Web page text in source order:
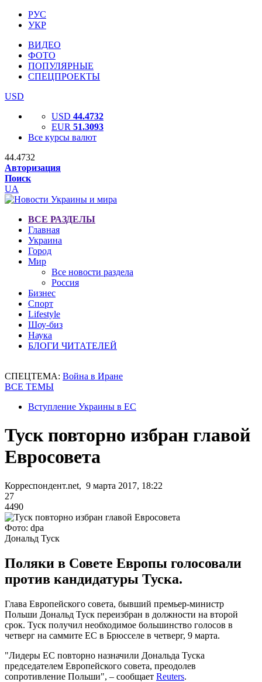
РУС
УКР
ВИДЕО
ФОТО
ПОПУЛЯРНЫЕ
СПЕЦПРОЕКТЫ
USD
USD 44.4732
EUR 51.3093
Все курсы валют
44.4732
Авторизация
Поиск
UA
ВСЕ РАЗДЕЛЫ
Главная
Украина
Город
Мир
Все новости раздела
Россия
Бизнес
Спорт
Lifestyle
Шоу-биз
Наука
БЛОГИ ЧИТАТЕЛЕЙ
СПЕЦТЕМА: Война в Иране
ВСЕ ТЕМЫ
Вступление Украины в ЕС
Туск повторно избран главой
Евросовета
Корреспондент.net, 9 марта 2017, 18:22
27
4490
Фото: dpa
Дональд Туск
Поляки в Совете Европы голосовали
против кандидатуры Туска.
Глава Европейского совета, бывший премьер-министр
Польши Дональд Туск переизбран в должности на второй
срок. Туск получил необходимое большинство голосов в
четверг на саммите ЕС в Брюсселе в четверг, 9 марта.
"Лидеры ЕС повторно назначили Дональда Туска
председателем Европейского совета, преодолев
сопротивление Польши", – сообщает Reuters.